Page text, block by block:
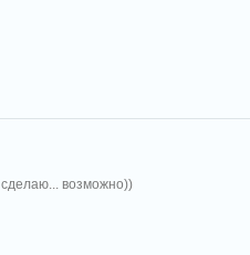
сделаю... возможно))